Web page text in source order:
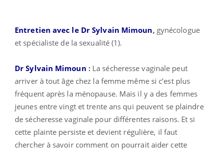
Entretien avec le Dr Sylvain Mimoun, gynécologue
et spécialiste de la sexualité (1).
Dr Sylvain Mimoun : La sécheresse vaginale peut
arriver à tout âge chez la femme même si c’est plus
fréquent après la ménopause. Mais il y a des femmes
jeunes entre vingt et trente ans qui peuvent se plaindre
de sécheresse vaginale pour différentes raisons. Et si
cette plainte persiste et devient régulière, il faut
chercher à savoir comment on pourrait aider cette